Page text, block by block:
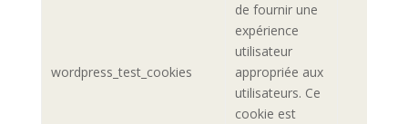
wordpress_test_cookies
de fournir une
expérience
utilisateur
appropriée aux
utilisateurs. Ce
cookie est